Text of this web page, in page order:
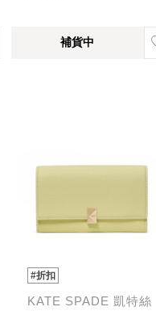
補貨中
#折扣
KATE SPADE 凱特絲